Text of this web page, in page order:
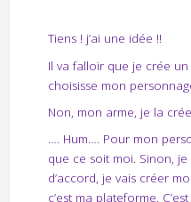
Tiens ! j’ai une idée !!
Il va falloir que je crée
choisisse mon
Non, mon arme, je la
…. Hum…. Pour mon
que ce soit moi. Sinon, je
d’accord, je vais créer
c’est ma plateforme.